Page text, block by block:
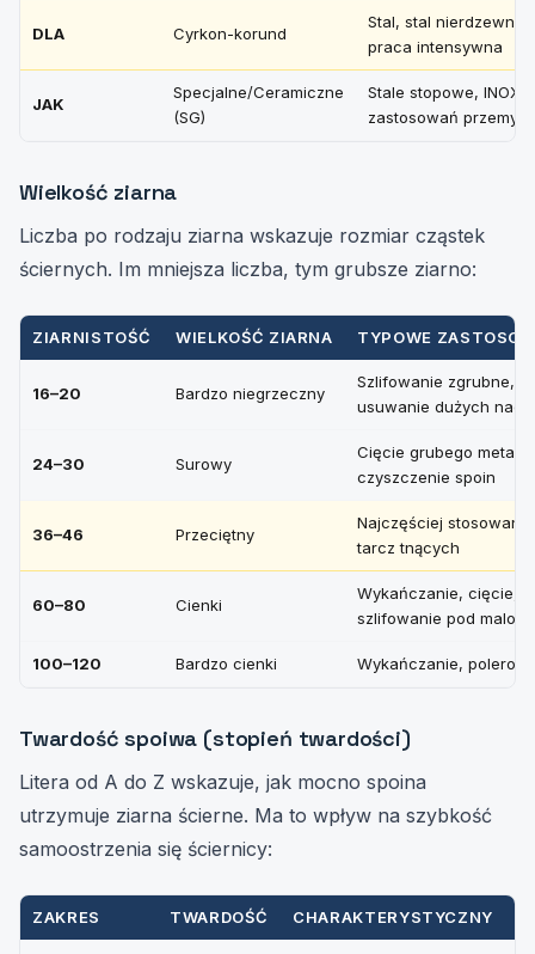
DLA Cyrkon-korund
Stal, stal nierdzewna
praca intensywna
JAK
Specjalne/Ceramiczne
(SG)
Stale stopowe, INOX,
zastosowań
Wielkość ziarna
Liczba po rodzaju ziarna wskazuje rozmiar cząstek
ściernych. Im mniejsza liczba, tym grubsze ziarno:
ZIARNISTOŚĆ WIELKOŚĆ ZIARNA TYPOWE
16–20 Bardzo niegrzeczny
Szlifowanie zgrubne,
usuwanie dużych
24–30 Surowy
Cięcie grubego metalu,
czyszczenie spoin
36–46 Przeciętny
Najczęściej stosowane
tarcz tnących
60–80 Cienki
Wykańczanie, cięcie,
szlifowanie pod
100–120 Bardzo cienki Wykańczanie,
Twardość spoiwa (stopień twardości)
Litera od A do Z wskazuje, jak mocno spoina
utrzymuje ziarna ścierne. Ma to wpływ na szybkość
samoostrzenia się ściernicy:
ZAKRES TWARDOŚĆ CHARAKTERYSTYCZNY